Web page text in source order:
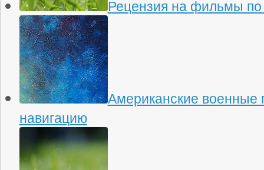
Рецензия на фильмы по
Американские военные
навигацию